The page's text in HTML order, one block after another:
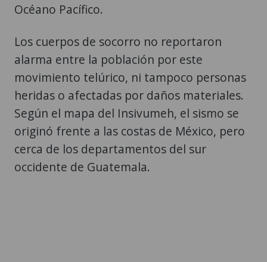
Océano Pacífico.
Los cuerpos de socorro no reportaron
alarma entre la población por este
movimiento telúrico, ni tampoco personas
heridas o afectadas por daños materiales.
Según el mapa del Insivumeh, el sismo se
originó frente a las costas de México, pero
cerca de los departamentos del sur
occidente de Guatemala.